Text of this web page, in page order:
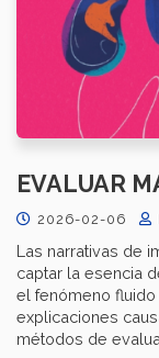
EVALUAR
2026-02-06
Las narrativas de
captar la esencia
el fenómeno
explicaciones
métodos de